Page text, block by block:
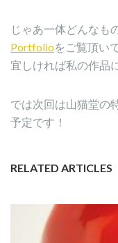
じゃあ一体どんなも
Portfolioをご覧頂いて
宜しければ私の作品
では次回は山猫堂の
予定です！
RELATED ARTICLES